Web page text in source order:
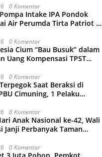
0 Komentar
Intake IPA Pondok
Air Perumda Tirta Patriot di
0 Komentar
Cium “Bau Busuk” dalam
Uang Kompensasi TPST
0 Komentar
Saat Beraksi di
Cimuning, 1 Pelaku
0 Komentar
Anak Nasional ke-42, Wali
Janji Perbanyak Taman
0 Komentar